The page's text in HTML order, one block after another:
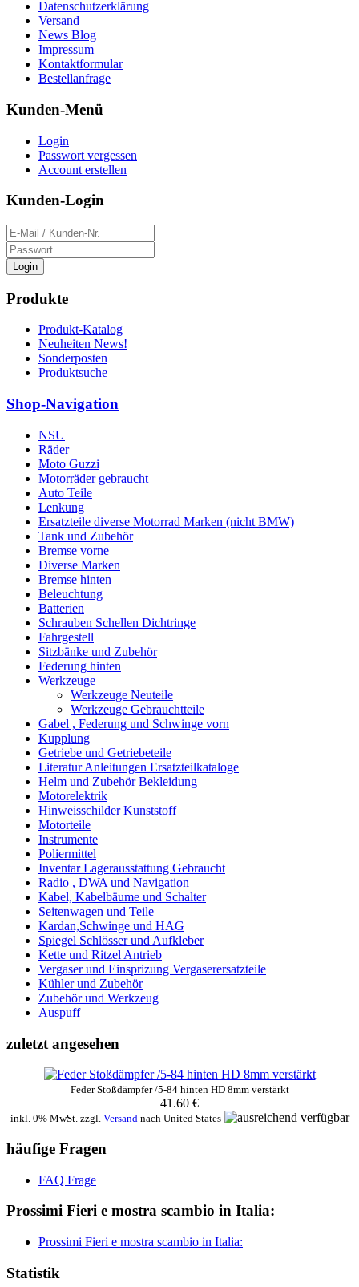
Datenschutzerklärung
Versand
News Blog
Impressum
Kontaktformular
Bestellanfrage
Kunden-Menü
Login
Passwort vergessen
Account erstellen
Kunden-Login
Login
Produkte
Produkt-Katalog
Neuheiten News!
Sonderposten
Produktsuche
Shop-Navigation
NSU
Räder
Moto Guzzi
Motorräder gebraucht
Auto Teile
Lenkung
Ersatzteile diverse Motorrad Marken (nicht BMW)
Tank und Zubehör
Bremse vorne
Diverse Marken
Bremse hinten
Beleuchtung
Batterien
Schrauben Schellen Dichtringe
Fahrgestell
Sitzbänke und Zubehör
Federung hinten
Werkzeuge
Werkzeuge Neuteile
Werkzeuge Gebrauchtteile
Gabel , Federung und Schwinge vorn
Kupplung
Getriebe und Getriebeteile
Literatur Anleitungen Ersatzteilkataloge
Helm und Zubehör Bekleidung
Motorelektrik
Hinweisschilder Kunststoff
Motorteile
Instrumente
Poliermittel
Inventar Lagerausstattung Gebraucht
Radio , DWA und Navigation
Kabel, Kabelbäume und Schalter
Seitenwagen und Teile
Kardan,Schwinge und HAG
Spiegel Schlösser und Aufkleber
Kette und Ritzel Antrieb
Vergaser und Einsprizung Vergaserersatzteile
Kühler und Zubehör
Zubehör und Werkzeug
Auspuff
zuletzt angesehen
Feder Stoßdämpfer /5-84 hinten HD 8mm verstärkt
41.60 €
inkl. 0% MwSt. zzgl. Versandnach United States
häufige Fragen
FAQ Frage
Prossimi Fieri e mostra scambio in Italia:
Prossimi Fieri e mostra scambio in Italia:
Statistik